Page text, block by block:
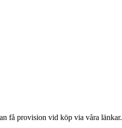
få provision vid köp via våra länkar.